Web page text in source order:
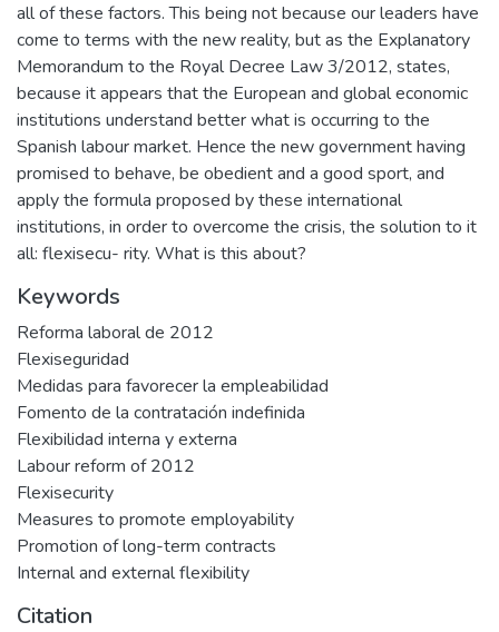
all of these factors. This being not because our leaders have
come to terms with the new reality, but as the Explanatory
Memorandum to the Royal Decree Law 3/2012, states,
because it appears that the European and global economic
institutions understand better what is occurring to the
Spanish labour market. Hence the new government having
promised to behave, be obedient and a good sport, and
apply the formula proposed by these international
institutions, in order to overcome the crisis, the solution to it
all: flexisecu- rity. What is this about?
Keywords
Reforma laboral de 2012
Flexiseguridad
Medidas para favorecer la empleabilidad
Fomento de la contratación indefinida
Flexibilidad interna y externa
Labour reform of 2012
Flexisecurity
Measures to promote employability
Promotion of long-term contracts
Internal and external flexibility
Citation